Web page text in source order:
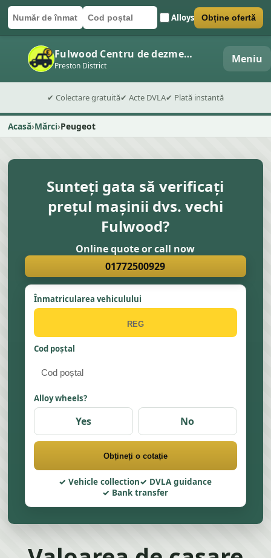
Număr de înmatriculare
Cod poștal Alloys
Trimite formularul Obține ofertă
Fulwood Centru de dezmembrări auto
Preston District Meniu
✔ Colectare gratuită✔ Acte DVLA✔ Plată instantă
Acasă Mărci Peugeot
Sunteți gata să verificați
prețul mașinii dvs. vechi
Fulwood?
Online quote or call now
01772500929
Înmatricularea vehiculului
Cod poștal
Alloy wheels?
Yes No
Obțineți o cotație
Vehicle collection
DVLA guidance
Bank transfer